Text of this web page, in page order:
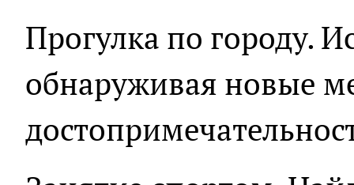
Прогулка по городу.
обнаруживая новые